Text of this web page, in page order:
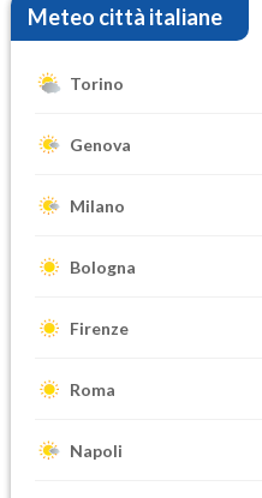
Meteo città italiane
Torino
Genova
Milano
Bologna
Firenze
Roma
Napoli